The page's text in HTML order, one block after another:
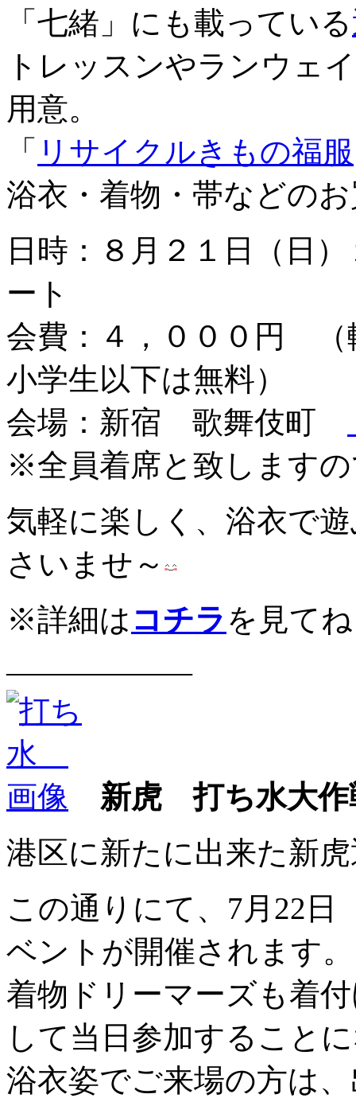
「七緒」にも載っている
トレッスンやランウェ
用意。
「 リサイクルきもの福服
浴衣・着物・帯などの
日時：８月２１日（日
ート
会費：４，０００円 （
小学生以下は無料）
会場：新宿 歌舞伎町
※全員着席と致します
気軽に楽しく、浴衣で
さいませ～
※詳細は コチラ を見て
——————
新虎 打ち水大
港区に新たに出来た新
この通りにて、7月22日
ベントが開催されます。
着物ドリーマーズも着
して当日参加すること
浴衣姿でご来場の方は